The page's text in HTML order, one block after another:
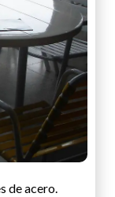
de acero.